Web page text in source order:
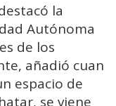
la
Autónoma
de los
añadió cuan
espacio de
se viene